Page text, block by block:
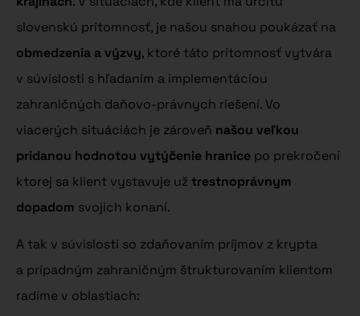
slovenskú prítomnosť, je našou snahou poukázať na
obmedzenia a výzvy, ktoré táto prítomnosť vytvára
v súvislosti s hľadaním a implementáciou
zahraničných daňovo-právnych riešení. Vo
viacerých situáciách je zároveň našou veľkou
pridanou hodnotou vytýčenie hranice po prekročení
ktorej sa klient vystavuje už trestnoprávnym
dopadom svojich konaní.
A tak v súvislosti so zdaňovaním príjmov z krypta
a prípadným zahraničným štrukturovaním klientom
radíme v oblastiach: